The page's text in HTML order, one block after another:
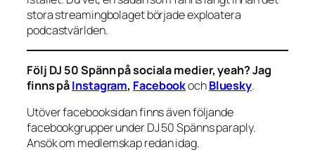
stora streamingbolaget började exploatera
podcastvärlden.
Följ DJ 50 Spänn på sociala medier, yeah? Jag
finns påInstagram, FacebookochBluesky.
Utöver facebooksidan finns även följande
facebookgrupper under DJ 50 Spänns paraply.
Ansök om medlemskap redan idag.